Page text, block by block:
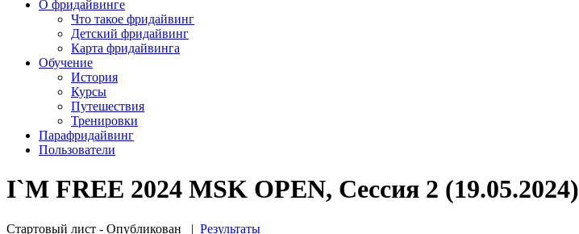
О фридайвинге
Что такое фридайвинг
Детский фридайвинг
Карта фридайвинга
Обучение
История
Курсы
Путешествия
Тренировки
Парафридайвинг
Пользователи
I`M FREE 2024 MSK OPEN, Сессия 2 (19.05.2024)
Стартовый лист - Опубликован | Результаты